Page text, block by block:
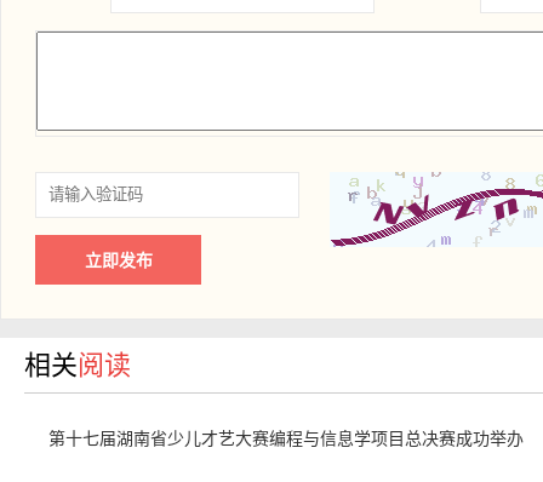
相关阅读
第十七届湖南省少儿才艺大赛编程与信息学项目总决赛成功举办